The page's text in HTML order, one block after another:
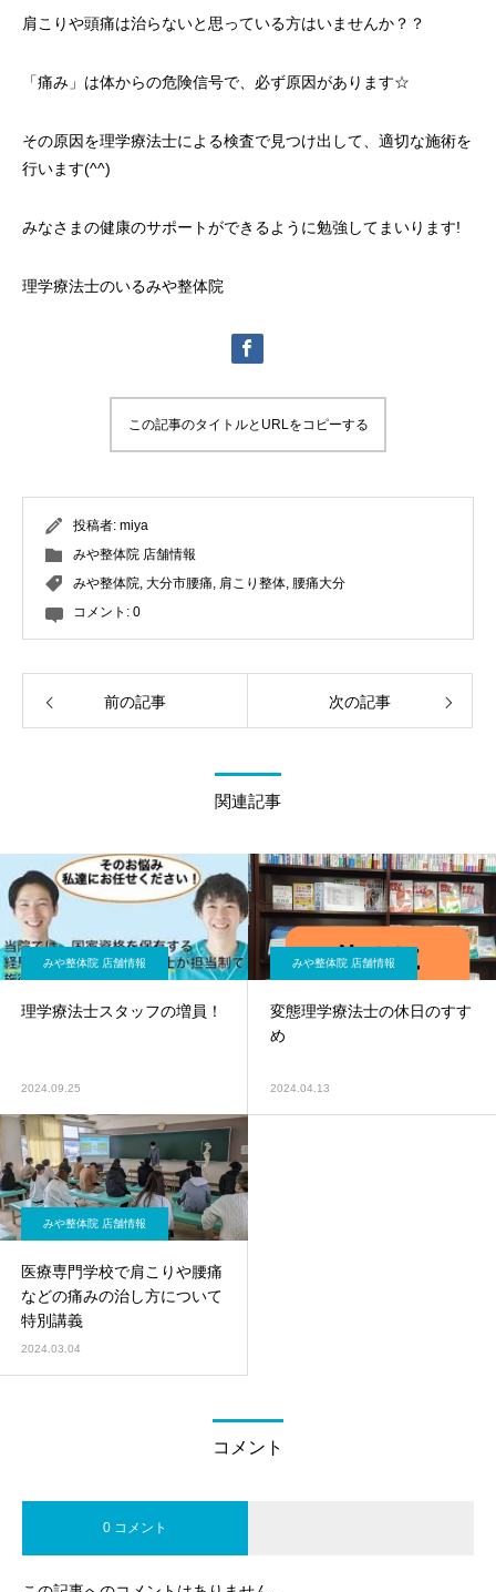
肩こりや頭痛は治らないと思っている方はいませんか？？
「痛み」は体からの危険信号で、必ず原因があります☆
その原因を理学療法士による検査で見つけ出して、適切な施術を
行います(^^)
みなさまの健康のサポートができるように勉強してまいります!
理学療法士のいるみや整体院
この記事のタイトルとURLをコピーする
投稿者: miya
みや整体院 店舗情報
みや整体院, 大分市腰痛, 肩こり整体, 腰痛大分
コメント: 0
前の記事 次の記事
関連記事
みや整体院 店舗情報
理学療法士スタッフの増員！
2024.09.25
みや整体院 店舗情報
変態理学療法士の休日のすす
め
2024.04.13
みや整体院 店舗情報
医療専門学校で肩こりや腰痛
などの痛みの治し方について
特別講義
2024.03.04
コメント
0 コメント